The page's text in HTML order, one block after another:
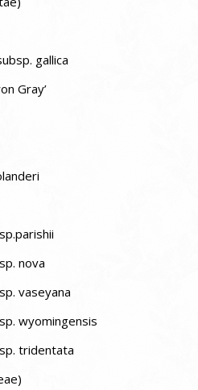
gallica
Gray’
nova
vaseyana
wyomingensis
Artemisia tridentata subsp. tridentata